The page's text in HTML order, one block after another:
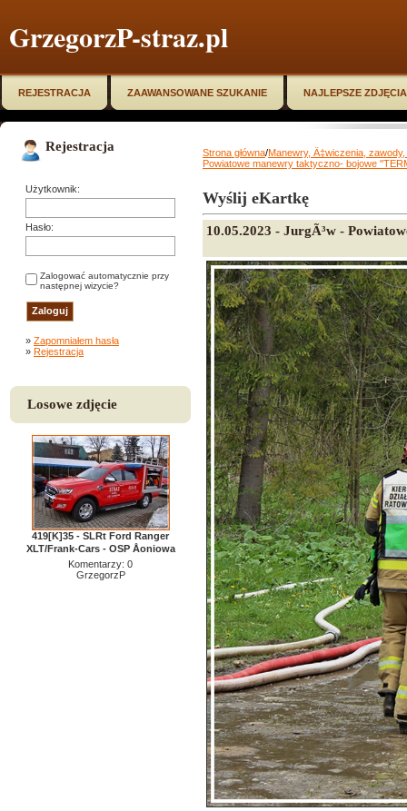
GrzegorzP-straz.pl
REJESTRACJA ZAAWANSOWANE SZUKANIE NAJLEPSZE ZDJĘCIA
Rejestracja
Użytkownik:
Hasło:
Zalogować automatycznie przy
następnej wizycie?
» Zapomniałem hasła
» Rejestracja
Losowe zdjęcie
419[K]35 - SLRt Ford Ranger
XLT/Frank-Cars - OSP Åoniowa
Komentarzy: 0
GrzegorzP
Strona główna/Manewry, Ä‡wiczenia,
Powiatowe manewry taktyczno- bojowe
Wyślij eKartkę
10.05.2023 - JurgÃ³w -